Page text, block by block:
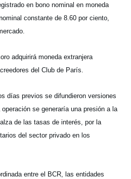
en bono nominal en moneda
constante de 8.60 por ciento,
adquirirá moneda extranjera
del Club de París.
días previos se difundieron versiones
se generaría una presión a la
de las tasas de interés, por la
del sector privado en los
entre el BCR, las entidades